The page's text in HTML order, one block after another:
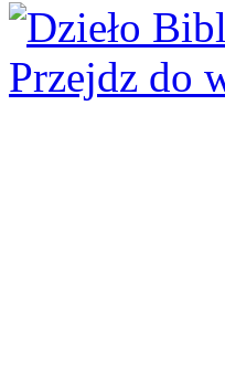
Przejdz do